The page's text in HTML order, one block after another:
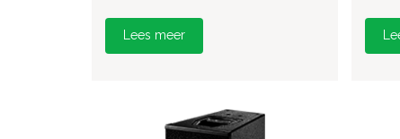
Lees meer